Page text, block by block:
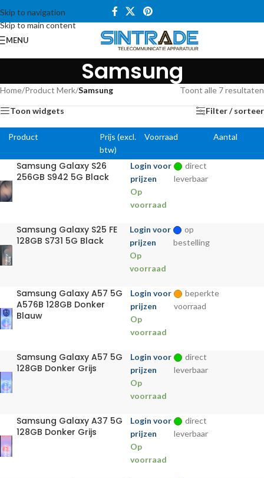
Skip to navigation
Skip to main content
MENU
Samsung
Home/Product Merk/Samsung Toont alle 7 resultaten
Toon widgets Filter / sorteer
Product
Prijs (excl.
btw)
Voorraad Aantal
Samsung Galaxy S26
256GB S942 5G Black
Login voor
prijzen
Op
voorraad
direct
leverbaar
Samsung Galaxy S25 FE
128GB S731 5G Black
Login voor
prijzen
Op
voorraad
op
bestelling
Samsung Galaxy A57 5G
A576B 128GB Donker
Blauw
Login voor
prijzen
Op
voorraad
beperkte
voorraad
Samsung Galaxy A57 5G
128GB Donker Grijs
Login voor
prijzen
Op
voorraad
direct
leverbaar
Samsung Galaxy A37 5G
128GB Donker Grijs
Login voor
prijzen
Op
voorraad
direct
leverbaar